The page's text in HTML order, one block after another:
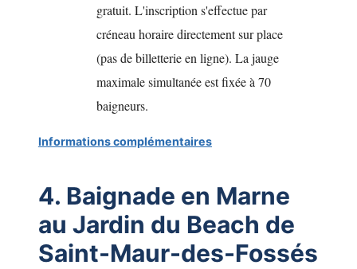
gratuit. L'inscription s'effectue par
créneau horaire directement sur place
(pas de billetterie en ligne). La jauge
maximale simultanée est fixée à 70
baigneurs.
Informations complémentaires
4. Baignade en Marne
au Jardin du Beach de
Saint-Maur-des-Fossés